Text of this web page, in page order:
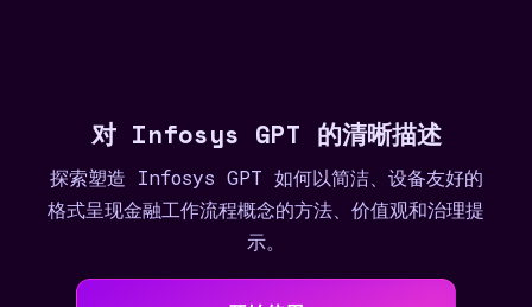
对 Infosys GPT 的清晰描述
探索塑造 Infosys GPT 如何以简洁、设备友好的
格式呈现金融工作流程概念的方法、价值观和治理提
示。